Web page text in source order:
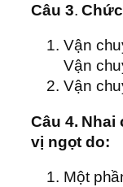
Câu 3.
Vận
Vận
Vận
Câu 4.
vị ngọt do:
Một